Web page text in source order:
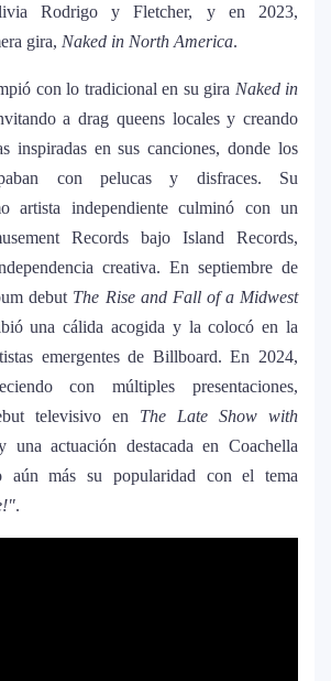
se corona como el mejor vestido
Juventud 2025 con un
y Ricky Martin unen fuerzas
versión de A Medio Vivir
rompe récord en Coachella
artista mejor pagado de la
del festival
::. Isadora, hija de Chayanne,
primera nominación a los Latin
2025
Rodrigo y Fletcher, y en 2023,
gira, Naked in North America.
con lo tradicional en su gira Naked in
a drag queens locales y creando
inspiradas en sus canciones, donde los
con pelucas y disfraces. Su
artista independiente culminó con un
Records bajo Island Records,
creativa. En septiembre de
debut The Rise and Fall of a Midwest
una cálida acogida y la colocó en la
emergentes de Billboard. En 2024,
con múltiples presentaciones,
televisivo en The Late Show with
actuación destacada en Coachella
aún más su popularidad con el tema
.